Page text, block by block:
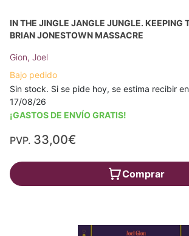
IN THE JINGLE JANGLE JUNGLE. KEEPING
BRIAN JONESTOWN MASSACRE
Gion, Joel
Bajo pedido
Sin stock. Si se pide hoy, se estima recibir
17/08/26
¡GASTOS DE ENVÍO GRATIS!
PVP. 33,00€
Comprar